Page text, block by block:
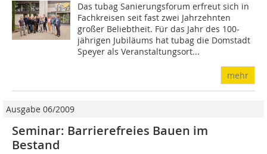
Das tubag Sanierungsforum erfreut sich in
Fachkreisen seit fast zwei Jahrzehnten
großer Beliebtheit. Für das Jahr des 100-
jährigen Jubiläums hat tubag die Domstadt
Speyer als Veranstaltungsort...
mehr
Ausgabe 06/2009
Seminar: Barrierefreies Bauen im
Bestand